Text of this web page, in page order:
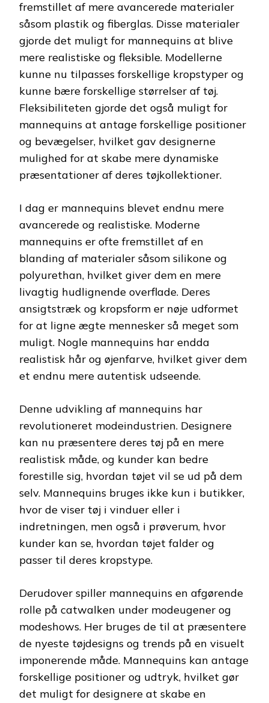
fremstillet af mere avancerede materialer
såsom plastik og fiberglas. Disse materialer
gjorde det muligt for mannequins at blive
mere realistiske og fleksible. Modellerne
kunne nu tilpasses forskellige kropstyper og
kunne bære forskellige størrelser af tøj.
Fleksibiliteten gjorde det også muligt for
mannequins at antage forskellige positioner
og bevægelser, hvilket gav designerne
mulighed for at skabe mere dynamiske
præsentationer af deres tøjkollektioner.
I dag er mannequins blevet endnu mere
avancerede og realistiske. Moderne
mannequins er ofte fremstillet af en
blanding af materialer såsom silikone og
polyurethan, hvilket giver dem en mere
livagtig hudlignende overflade. Deres
ansigtstræk og kropsform er nøje udformet
for at ligne ægte mennesker så meget som
muligt. Nogle mannequins har endda
realistisk hår og øjenfarve, hvilket giver dem
et endnu mere autentisk udseende.
Denne udvikling af mannequins har
revolutioneret modeindustrien. Designere
kan nu præsentere deres tøj på en mere
realistisk måde, og kunder kan bedre
forestille sig, hvordan tøjet vil se ud på dem
selv. Mannequins bruges ikke kun i butikker,
hvor de viser tøj i vinduer eller i
indretningen, men også i prøverum, hvor
kunder kan se, hvordan tøjet falder og
passer til deres kropstype.
Derudover spiller mannequins en afgørende
rolle på catwalken under modeugener og
modeshows. Her bruges de til at præsentere
de nyeste tøjdesigns og trends på en visuelt
imponerende måde. Mannequins kan antage
forskellige positioner og udtryk, hvilket gør
det muligt for designere at skabe en